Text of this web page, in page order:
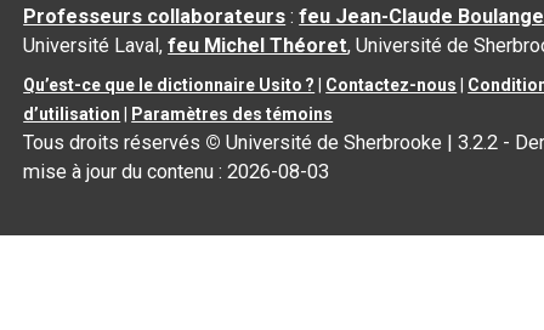
Professeurs collaborateurs :feu Jean-Claude
Université Laval,feu Michel Théoret, Université de
Qu’est-ce que le dictionnaire Usito ? Contactez-nous
d’utilisation
Paramètres des témoins
Tous droits réservés © Université de Sherbrooke |3.2.2 -
mise à jour du contenu :2026-08-03